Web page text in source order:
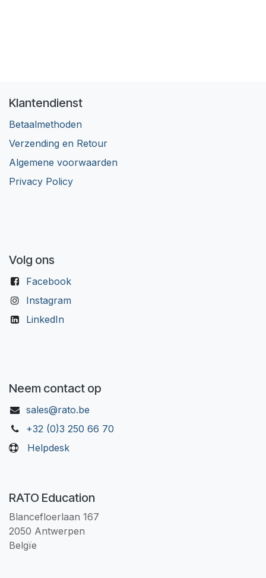
Klantendienst
Betaalmethoden
Verzending en Retour
Algemene voorwaarden
Privacy Policy
Volg ons
Facebook
Instagram
LinkedIn
Neem contact op
sales@rato.be
+32 (0)3 250 66 70
Helpdesk
RATO Education
Blancefloerlaan 167
2050 Antwerpen
Belgïe